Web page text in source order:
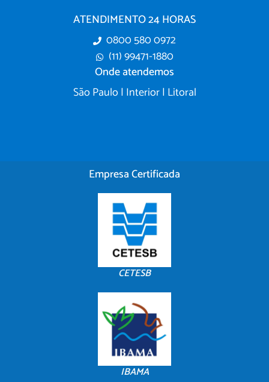
ATENDIMENTO 24 HORAS
0800 580 0972
(11) 99471-1880
Onde atendemos
São Paulo | Interior | Litoral
Empresa Certificada
CETESB
IBAMA